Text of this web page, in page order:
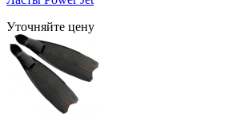
Уточняйте цену